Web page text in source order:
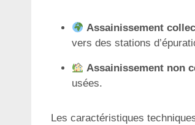
Assainissement
vers des stations
Assainissement non
usées.
Les caractéristiques